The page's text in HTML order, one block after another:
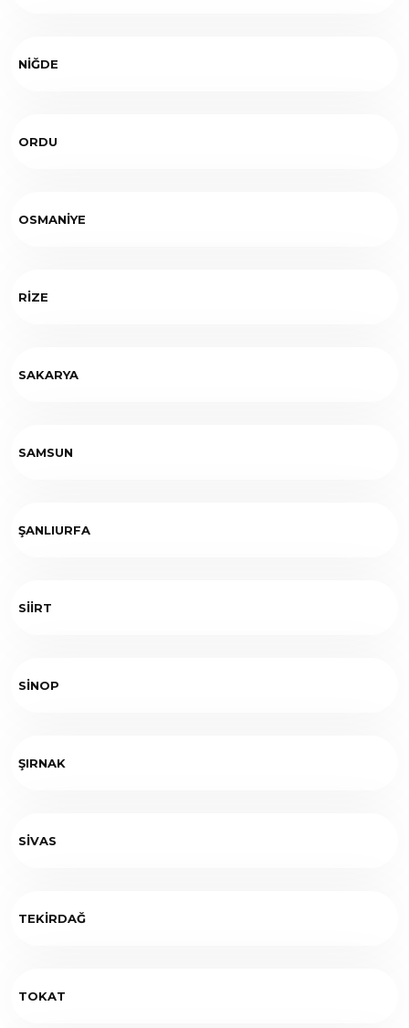
NİĞDE
ORDU
OSMANİYE
RİZE
SAKARYA
SAMSUN
ŞANLIURFA
SİİRT
SİNOP
ŞIRNAK
SİVAS
TEKİRDAĞ
TOKAT